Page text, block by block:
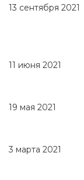
13 сентября 2021
11 июня 2021
19 мая 2021
3 марта 2021